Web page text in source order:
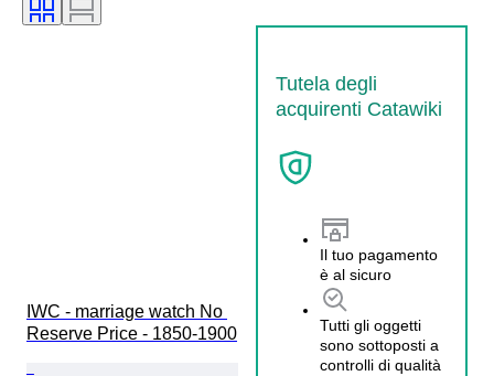
Tutela degli
acquirenti Catawiki
Il tuo pagamento
è al sicuro
Tutti gli oggetti
sono sottoposti a
controlli di qualità
IWC - marriage watch No
Reserve Price - 1850-1900